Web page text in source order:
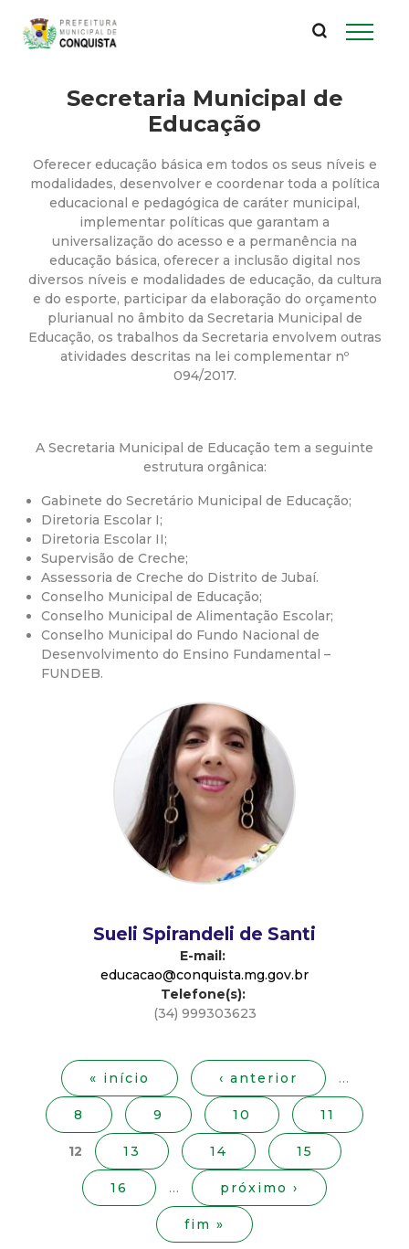
conteúdo
principal
P
f
e
t
u
M
u
n
i
c
i
q
u
Secretaria Municipal de
Educação
Oferecer educação básica em todos os seus níveis e
modalidades, desenvolver e coordenar toda a política
educacional e pedagógica de caráter municipal,
implementar políticas que garantam a
universalização do acesso e a permanência na
educação básica, oferecer a inclusão digital nos
diversos níveis e modalidades de educação, da cultura
e do esporte, participar da elaboração do orçamento
plurianual no âmbito da Secretaria Municipal de
Educação, os trabalhos da Secretaria envolvem outras
atividades descritas na lei complementar nº
094/2017.
A Secretaria Municipal de Educação tem a seguinte
estrutura orgânica:
Gabinete do Secretário Municipal de Educação;
Diretoria Escolar I;
Diretoria Escolar II;
Supervisão de Creche;
Assessoria de Creche do Distrito de Jubaí.
Conselho Municipal de Educação;
Conselho Municipal de Alimentação Escolar;
Conselho Municipal do Fundo Nacional de
Desenvolvimento do Ensino Fundamental –
FUNDEB.
Sueli Spirandeli de Santi
E-mail:
educacao@conquista.mg.gov.br
Telefone(s):
(34) 999303623
« início ‹ anterior …
8 9 10 11
12 13 14 15
16 … próximo ›
fim »